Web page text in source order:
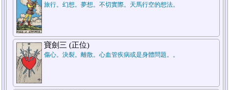
旅行。幻想。夢想。不切實際。天馬行空的想法。
寶劍三 (正位)
傷心。決裂。離散。心血管疾病或是身體問題。。